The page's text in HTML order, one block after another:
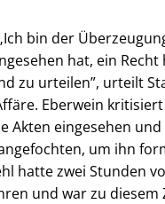
bin der
hat, ein
zu urteilen”, urteilt
Eberwein
Akten eingesehen
um ihn
hatte zwei Stunden
und war zu diesem